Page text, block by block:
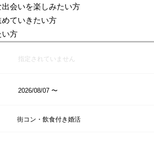
会いを楽しみたい方
ていきたい方
い方
指定されていません
2026/08/07 〜
街コン・飲食付き婚活